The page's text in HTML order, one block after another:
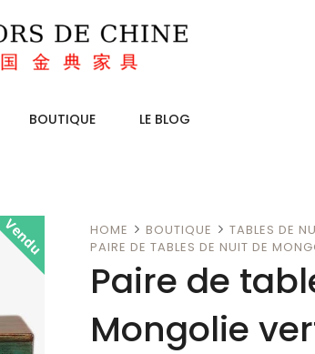
BOUTIQUE LE BLOG
Vendu HOME BOUTIQUE
TABLES DE
PAIRE DE TABLES DE NUIT DE
Paire de
Mongolie